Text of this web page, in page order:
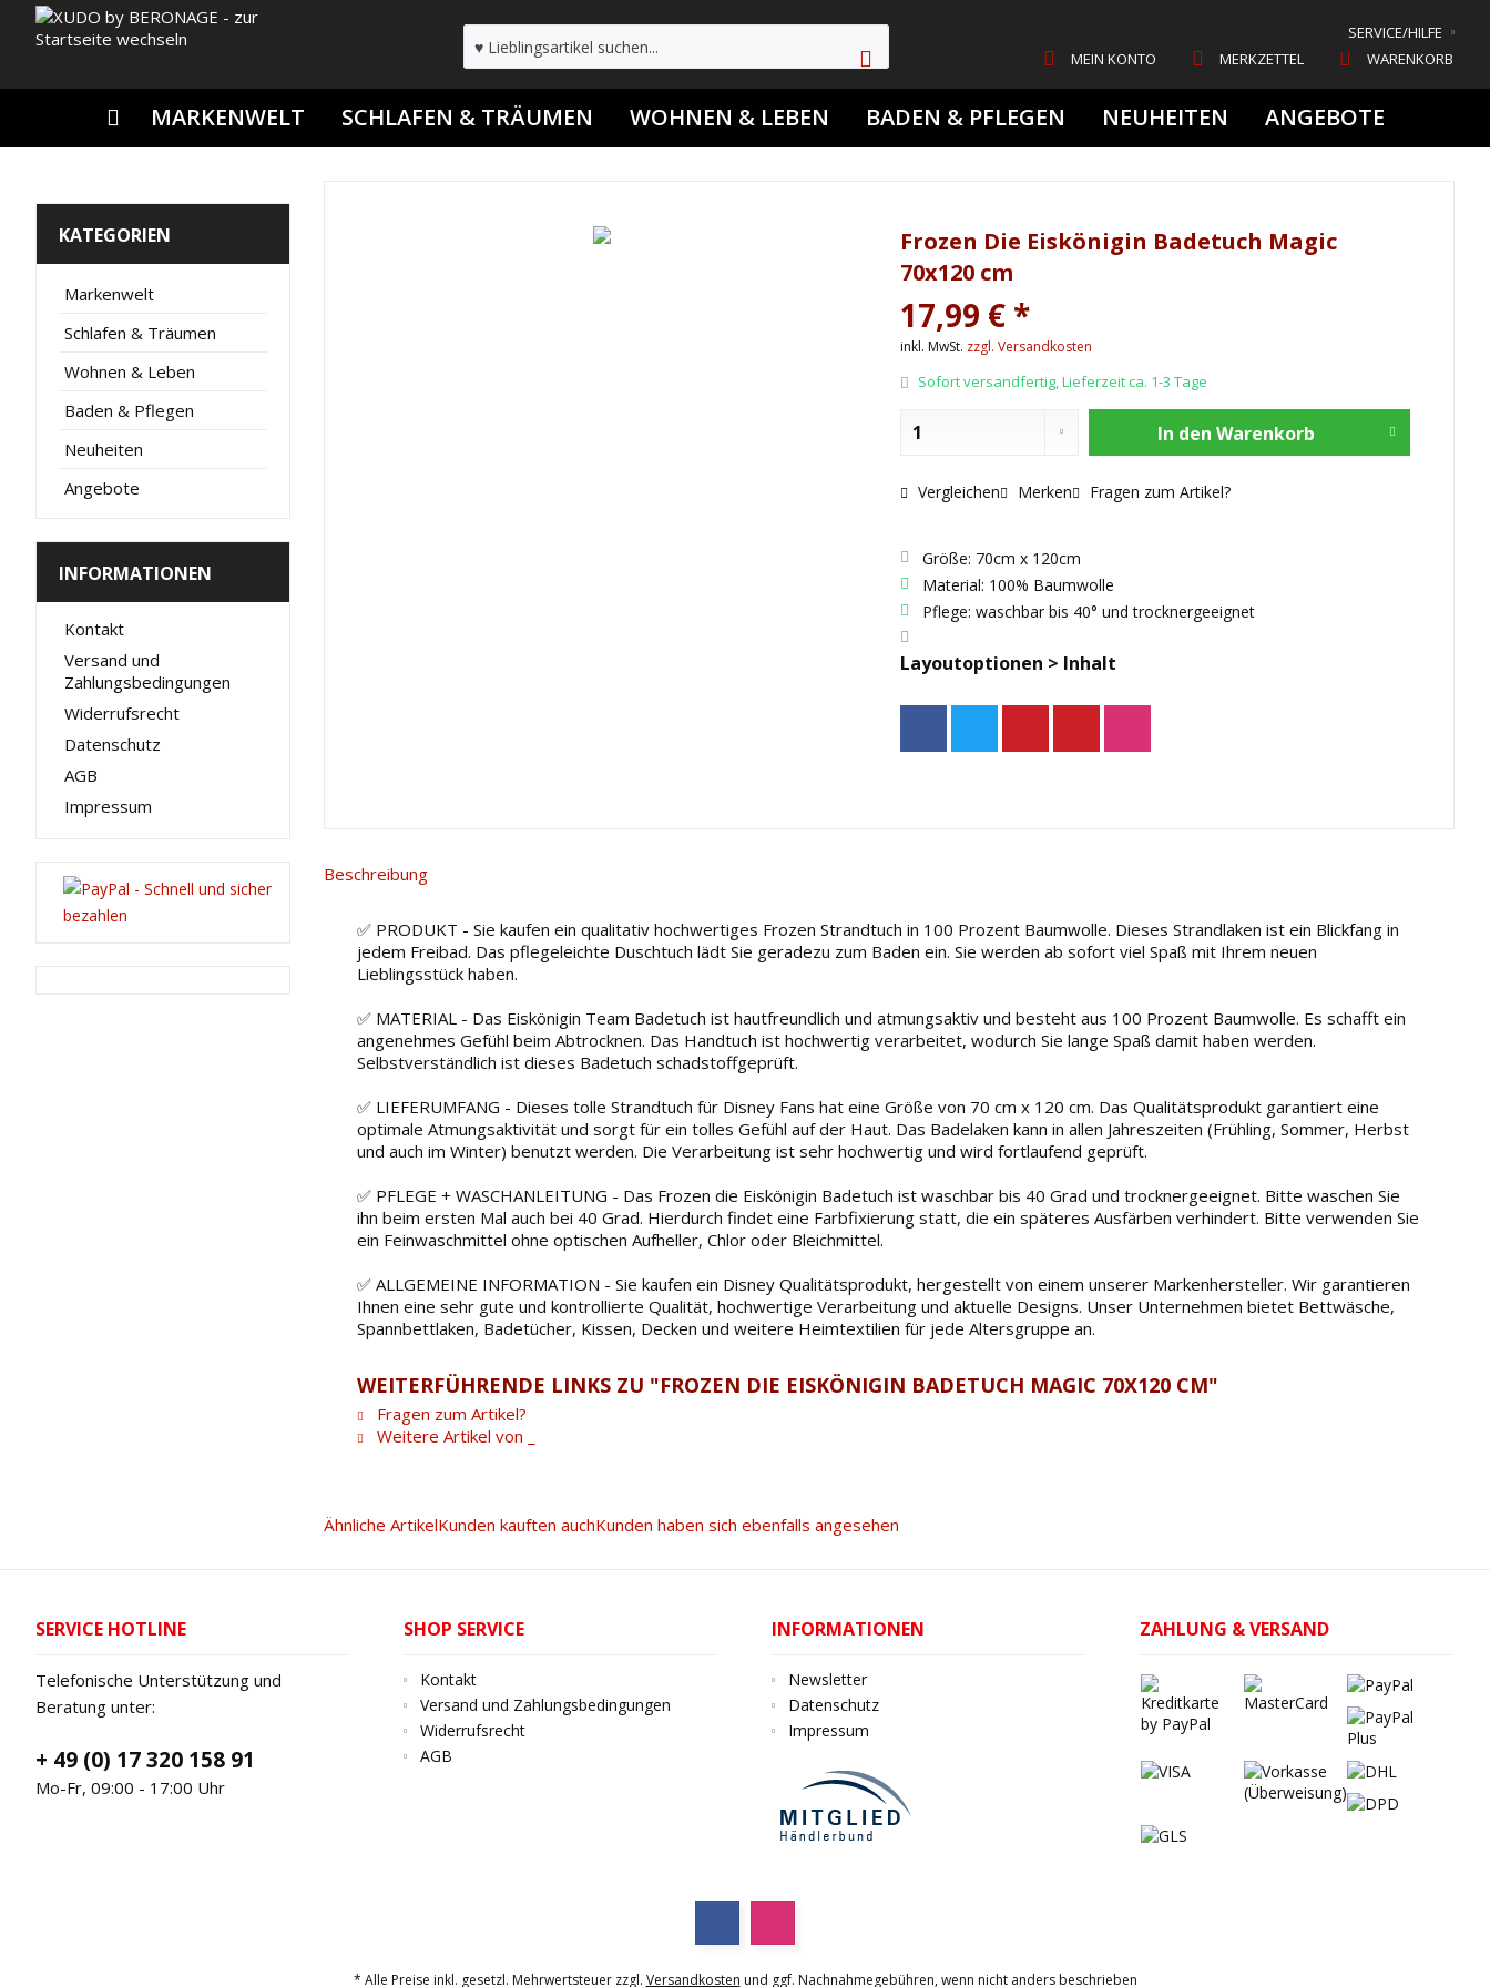
SERVICE/HILFE
WARENKORB
MERKZETTEL
MEIN KONTO
MARKENWELT SCHLAFEN & TRÄUMEN WOHNEN & LEBEN BADEN & PFLEGEN NEUHEITEN ANGEBOTE
KATEGORIEN
Markenwelt
Schlafen & Träumen
Wohnen & Leben
Baden & Pflegen
Neuheiten
Angebote
INFORMATIONEN
Kontakt
Versand und
Zahlungsbedingungen
Widerrufsrecht
Datenschutz
AGB
Impressum
Frozen Die Eiskönigin Badetuch Magic
70x120 cm
17,99 € *
inkl. MwSt. zzgl. Versandkosten
Sofort versandfertig, Lieferzeit ca. 1-3 Tage
In den Warenkorb
Vergleichen Merken Fragen zum Artikel?
Größe: 70cm x 120cm
Material: 100% Baumwolle
Pflege: waschbar bis 40° und trocknergeeignet
Layoutoptionen > Inhalt
Beschreibung
✅ PRODUKT - Sie kaufen ein qualitativ hochwertiges Frozen Strandtuch in 100 Prozent Baumwolle. Dieses Strandlaken ist ein Blickfang in
jedem Freibad. Das pflegeleichte Duschtuch lädt Sie geradezu zum Baden ein. Sie werden ab sofort viel Spaß mit Ihrem neuen
Lieblingsstück haben.
✅ MATERIAL - Das Eiskönigin Team Badetuch ist hautfreundlich und atmungsaktiv und besteht aus 100 Prozent Baumwolle. Es schafft ein
angenehmes Gefühl beim Abtrocknen. Das Handtuch ist hochwertig verarbeitet, wodurch Sie lange Spaß damit haben werden.
Selbstverständlich ist dieses Badetuch schadstoffgeprüft.
✅ LIEFERUMFANG - Dieses tolle Strandtuch für Disney Fans hat eine Größe von 70 cm x 120 cm. Das Qualitätsprodukt garantiert eine
optimale Atmungsaktivität und sorgt für ein tolles Gefühl auf der Haut. Das Badelaken kann in allen Jahreszeiten (Frühling, Sommer, Herbst
und auch im Winter) benutzt werden. Die Verarbeitung ist sehr hochwertig und wird fortlaufend geprüft.
✅ PFLEGE + WASCHANLEITUNG - Das Frozen die Eiskönigin Badetuch ist waschbar bis 40 Grad und trocknergeeignet. Bitte waschen Sie
ihn beim ersten Mal auch bei 40 Grad. Hierdurch findet eine Farbfixierung statt, die ein späteres Ausfärben verhindert. Bitte verwenden Sie
ein Feinwaschmittel ohne optischen Aufheller, Chlor oder Bleichmittel.
✅ ALLGEMEINE INFORMATION - Sie kaufen ein Disney Qualitätsprodukt, hergestellt von einem unserer Markenhersteller. Wir garantieren
Ihnen eine sehr gute und kontrollierte Qualität, hochwertige Verarbeitung und aktuelle Designs. Unser Unternehmen bietet Bettwäsche,
Spannbettlaken, Badetücher, Kissen, Decken und weitere Heimtextilien für jede Altersgruppe an.
WEITERFÜHRENDE LINKS ZU "FROZEN DIE EISKÖNIGIN BADETUCH MAGIC 70X120 CM"
Fragen zum Artikel?
Weitere Artikel von _
Ähnliche ArtikelKunden kauften auchKunden haben sich ebenfalls angesehen
SERVICE HOTLINE
Telefonische Unterstützung und
Beratung unter:
+ 49 (0) 17 320 158 91
Mo-Fr, 09:00 - 17:00 Uhr
SHOP SERVICE
Kontakt
Versand und Zahlungsbedingungen
Widerrufsrecht
AGB
INFORMATIONEN
Newsletter
Datenschutz
Impressum
ZAHLUNG & VERSAND
* Alle Preise inkl. gesetzl. Mehrwertsteuer zzgl. Versandkosten und ggf. Nachnahmegebühren, wenn nicht anders beschrieben